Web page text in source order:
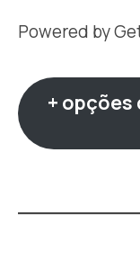
Powered by
+ opções